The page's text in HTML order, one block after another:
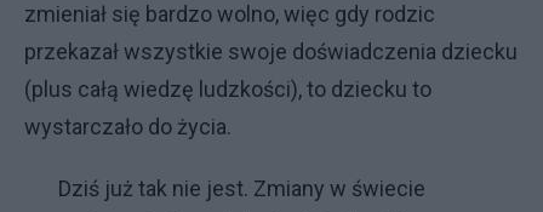
zmieniał się bardzo wolno, więc gdy rodzic
przekazał wszystkie swoje doświadczenia dziecku
(plus całą wiedzę ludzkości), to dziecku to
wystarczało do życia.
Dziś już tak nie jest. Zmiany w świecie